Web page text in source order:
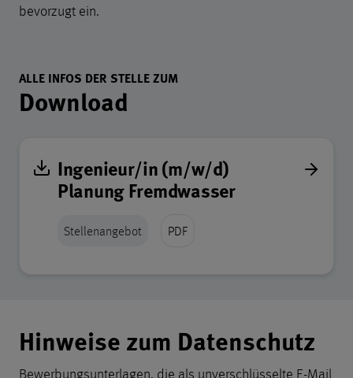
bevorzugt ein.
ALLE INFOS DER STELLE ZUM
Download
Ingenieur/in (m/w/d)
Planung Fremdwasser
Stellenangebot PDF
Datenschutzhinweise
Hinweise zum Datenschutz
Bewerbungsunterlagen, die als unverschlüsselte E-Mail